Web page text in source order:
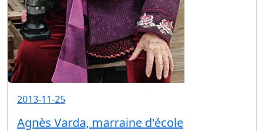
2013-11-25
Agnès Varda, marraine d'école